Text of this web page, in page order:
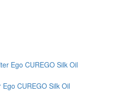
CUREGO Silk Oil